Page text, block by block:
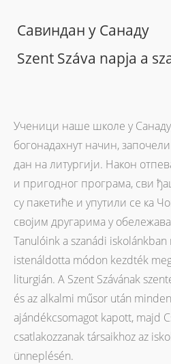
Савиндан у Санаду
Szent Száva napja a
Ученици наше школе у
богонадахнут начин,
дан на литургији. Након
и пригодног програма, сви
су пакетиће и упутили се ка
својим другарима у
Tanulóink a szanád­i
istenáldotta módon kezdték
liturgián. A Szent Szávának
és az alkalmi műsor után
ajándékcsomagot kapott, majd
csatlakozzanak társaikhoz az
ünneplésén.